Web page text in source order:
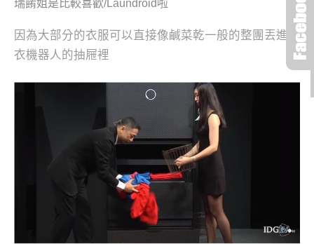
瑞餚姐是比較喜歡/Laundroid 啦
因為大部分的衣服可以直接像鹹菜乾一般的整團丟進折
衣機器人的抽屜裡